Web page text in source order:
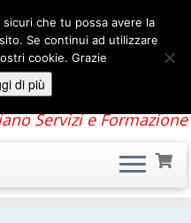
Servizi e Formazione
che tu possa avere la
Se continui ad utilizzare
cookie. Grazie
di più